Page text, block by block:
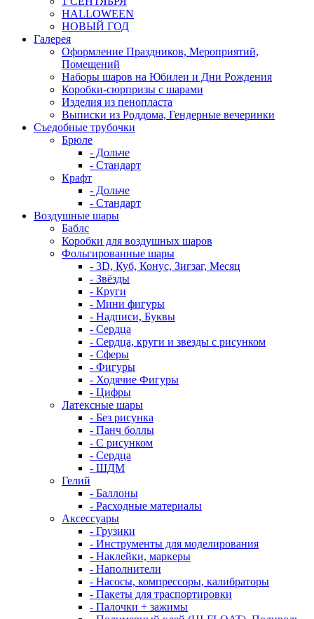
HALLOWEEN
НОВЫЙ ГОД
Галерея
Оформление Праздников, Мероприятий,
Помещений
Наборы шаров на Юбилеи и Дни Рождения
Коробки-сюрпризы с шарами
Изделия из пенопласта
Выписки из Роддома, Гендерные вечеринки
Съедобные трубочки
Брюле
- Дольче
- Стандарт
Крафт
- Дольче
- Стандарт
Воздушные шары
Баблс
Коробки для воздушных шаров
Фольгированные шары
- 3D, Куб, Конус, Зигзаг, Месяц
- Звёзды
- Круги
- Мини фигуры
- Надписи, Буквы
- Сердца
- Сердца, круги и звезды с рисунком
- Сферы
- Фигуры
- Ходячие Фигуры
- Цифры
Латексные шары
- Без рисунка
- Панч боллы
- С рисунком
- Сердца
- ШДМ
Гелий
- Баллоны
- Расходные материалы
Аксессуары
- Грузики
- Инструменты для моделирования
- Наклейки, маркеры
- Наполнители
- Насосы, компрессоры, калибраторы
- Пакеты для траспортировки
- Палочки + зажимы